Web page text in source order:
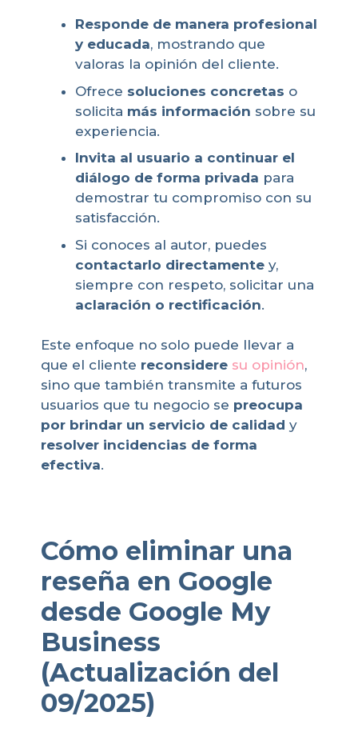
Responde de manera profesional
y educada, mostrando que
valoras la opinión del cliente.
Ofrece soluciones concretas o
solicita más información sobre su
experiencia.
Invita al usuario a continuar el
diálogo de forma privada para
demostrar tu compromiso con su
satisfacción.
Si conoces al autor, puedes
contactarlo directamentey,
siempre con respeto, solicitar una
aclaración o rectificación.
Este enfoque no solo puede llevar a
que el cliente reconsidere su opinión,
sino que también transmite a futuros
usuarios que tu negocio se preocupa
por brindar un servicio de calidad y
resolver incidencias de forma
efectiva.
Cómo eliminar una
reseña en Google
desde Google My
Business
(Actualización del
09/2025)